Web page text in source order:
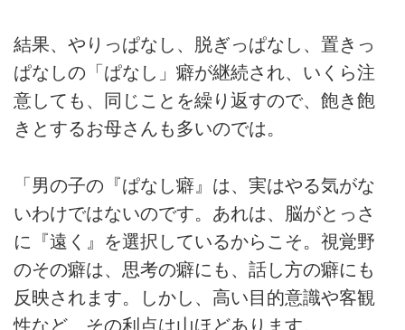
結果、やりっぱなし、脱ぎっぱなし、置きっ
ぱなしの「ぱなし」癖が継続され、いくら注
意しても、同じことを繰り返すので、飽き飽
きとするお母さんも多いのでは。
「男の子の『ぱなし癖』は、実はやる気がな
いわけではないのです。あれは、脳がとっさ
に『遠く』を選択しているからこそ。視覚野
のその癖は、思考の癖にも、話し方の癖にも
反映されます。しかし、高い目的意識や客観
性など、その利点は山ほどあります。